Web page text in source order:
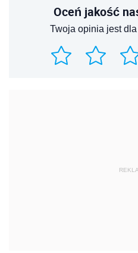
Oceń jakość
Twoja opinia jest